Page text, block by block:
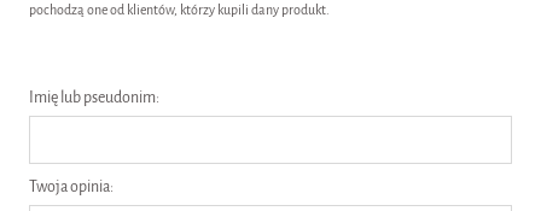
pochodzą one od klientów, którzy kupili dany produkt.
Imię lub pseudonim:
Twoja opinia: